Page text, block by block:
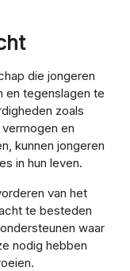
die jongeren
en tegenslagen te
zoals
en
kunnen jongeren
in hun leven.
van het
te besteden
waar
nodig hebben